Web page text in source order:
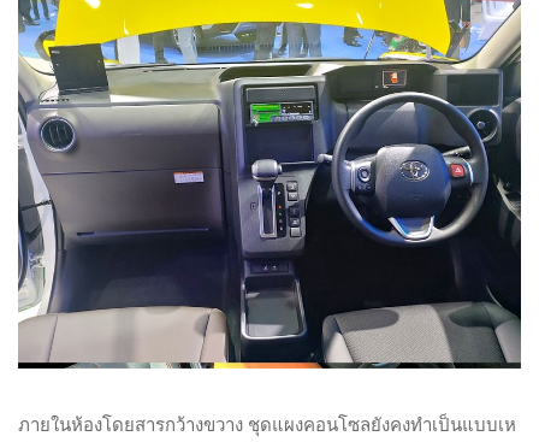
ภายในห้องโดยสารกว้างขวาง ชุดแผงคอนโซลยังคงทำเป็นแบบเห